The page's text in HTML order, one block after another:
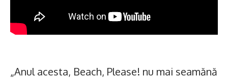
„Anul acesta, Beach, Please! nu mai seamănă